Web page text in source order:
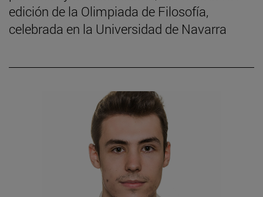
edición de la Olimpiada de Filosofía,
celebrada en la Universidad de Navarra